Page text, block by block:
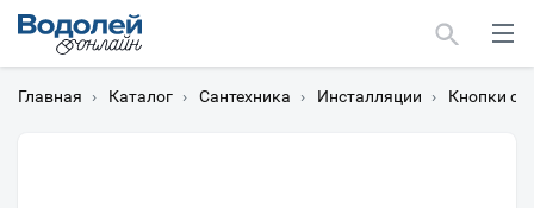
Главная › Каталог › Сантехника › Инсталляции › Кнопки